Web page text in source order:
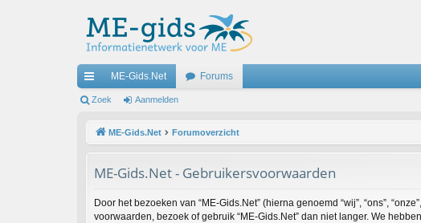
ne
ME-Gids.Net Forums
Zoek Aanmelden
ME-Gids.Net Forumoverzicht
ME-Gids.Net - Gebruikersvoorwaarden
Door het bezoeken van “ME-Gids.Net” (hierna genoemd “wij”, “ons”,
voorwaarden, bezoek of gebruik “ME-Gids.Net” dan niet langer. We